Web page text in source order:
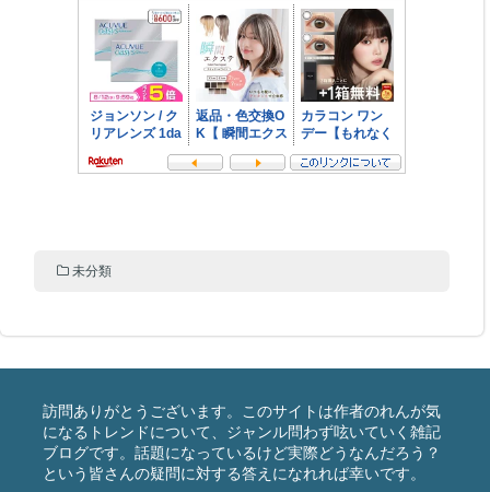
未分類
訪問ありがとうございます。このサイトは作者のれんが気
になるトレンドについて、ジャンル問わず呟いていく雑記
ブログです。話題になっているけど実際どうなんだろう？
という皆さんの疑問に対する答えになれれば幸いです。